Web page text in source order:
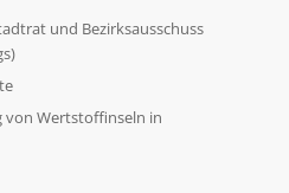
und Bezirksausschuss
von Wertstoffinseln in